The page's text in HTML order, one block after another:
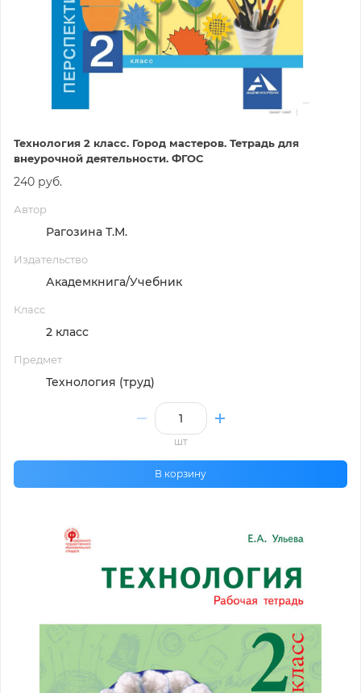
Технология 2 класс. Город мастеров. Тетрадь для
внеурочной деятельности. ФГОС
240 руб.
Автор
Рагозина Т.М.
Издательство
Академкнига/Учебник
Класс
2 класс
Предмет
Технология (труд)
шт
В корзину